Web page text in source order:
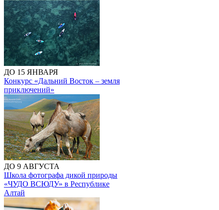
ДО 15 ЯНВАРЯ
Конкурс «Дальний Восток – земля
приключений»
ДО 9 АВГУСТА
Школа фотографа дикой природы
«ЧУДО ВСЮДУ» в Республике
Алтай